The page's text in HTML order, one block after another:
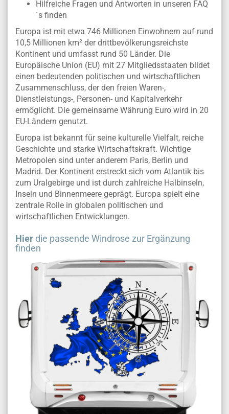
Hilfreiche Fragen und Antworten in unseren FAQ
´s finden
Europa ist mit etwa 746 Millionen Einwohnern auf rund
10,5 Millionen km² der drittbevölkerungsreichste
Kontinent und umfasst rund 50 Länder. Die
Europäische Union (EU) mit 27 Mitgliedsstaaten bildet
einen bedeutenden politischen und wirtschaftlichen
Zusammenschluss, der den freien Waren-,
Dienstleistungs-, Personen- und Kapitalverkehr
ermöglicht. Die gemeinsame Währung Euro wird in 20
EU-Ländern genutzt.
Europa ist bekannt für seine kulturelle Vielfalt, reiche
Geschichte und starke Wirtschaftskraft. Wichtige
Metropolen sind unter anderem Paris, Berlin und
Madrid. Der Kontinent erstreckt sich vom Atlantik bis
zum Uralgebirge und ist durch zahlreiche Halbinseln,
Inseln und Binnenmeere geprägt. Europa spielt eine
zentrale Rolle in globalen politischen und
wirtschaftlichen Entwicklungen.
Hier die passende Windrose zur Ergänzung
finden